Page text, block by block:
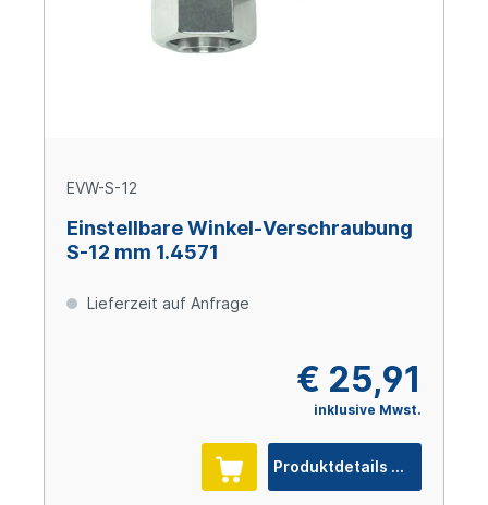
EVW-S-12
Einstellbare Winkel-Verschraubung
S-12 mm 1.4571
Lieferzeit auf Anfrage
€ 25,91
inklusive Mwst.
Produktdetails